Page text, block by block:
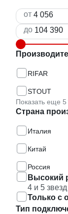
от
до
RIFAR
STOUT
Показать еще 5
Страна
Италия
Китай
Россия
Высокий
4 и 5 звезд
Только с
Тип